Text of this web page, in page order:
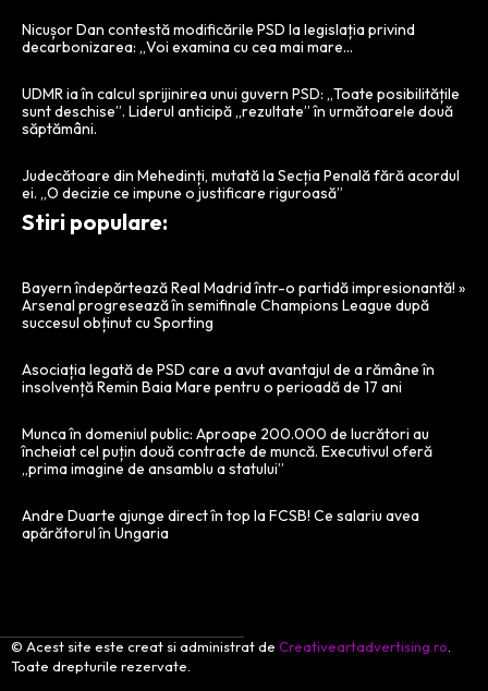
Nicușor Dan contestă modificările PSD la legislația privind
decarbonizarea: „Voi examina cu cea mai mare…
UDMR ia în calcul sprijinirea unui guvern PSD: „Toate posibilitățile
sunt deschise”. Liderul anticipă „rezultate” în următoarele două
săptămâni.
Judecătoare din Mehedinți, mutată la Secția Penală fără acordul
ei. „O decizie ce impune o justificare riguroasă”
Stiri populare:
Bayern îndepărtează Real Madrid într-o partidă impresionantă! »
Arsenal progresează în semifinale Champions League după
succesul obținut cu Sporting
Asociația legată de PSD care a avut avantajul de a rămâne în
insolvență Remin Baia Mare pentru o perioadă de 17 ani
Munca în domeniul public: Aproape 200.000 de lucrători au
încheiat cel puțin două contracte de muncă. Executivul oferă
„prima imagine de ansamblu a statului”
Andre Duarte ajunge direct în top la FCSB! Ce salariu avea
apărătorul în Ungaria
© Acest site este creat si administrat de Creativeartadvertising.ro.
Toate drepturile rezervate.